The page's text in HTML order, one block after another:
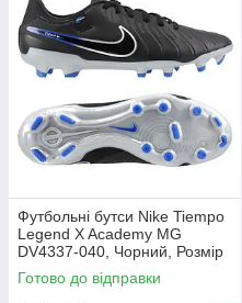
Футбольні бутси Nike Tiempo
Legend X Academy MG
DV4337-040, Чорний, Розмір
(EU) - 43
Готово до відправки